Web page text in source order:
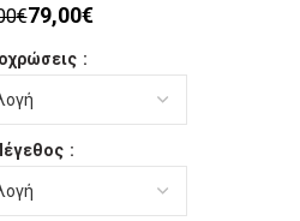
€Original
was:
95,00€.
79,00€Η